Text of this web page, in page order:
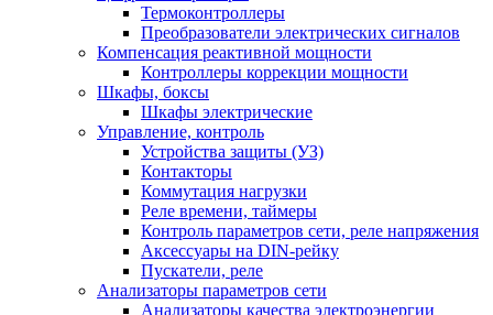
Термоконтроллеры
Преобразователи электрических сигналов
Компенсация реактивной мощности
Контроллеры коррекции мощности
Шкафы, боксы
Шкафы электрические
Управление, контроль
Устройства защиты (УЗ)
Контакторы
Коммутация нагрузки
Реле времени, таймеры
Контроль параметров сети, реле напряжения
Аксессуары на DIN-рейку
Пускатели, реле
Анализаторы параметров сети
Анализаторы качества электроэнергии